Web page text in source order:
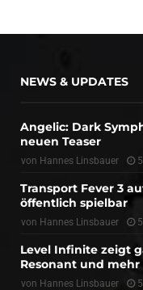
NEWS & UPDATES
Angelic: Dark
neuen Teaser
von Hannes Linsbauer
Transport Fever 3
öffentlich spielbar
von Hannes Linsbauer
Level Infinite zeigt
Resonant und mehr
von Hannes Linsbauer